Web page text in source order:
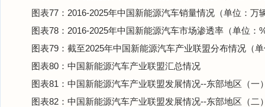
图表77：2016-2025年中国新能源汽车销量情况（单位：万
图表78：2016-2025年中国新能源汽车市场渗透率（单位：
图表79：截至2025年中国新能源汽车产业联盟分布情况（
图表80：中国新能源汽车产业联盟汇总情况
图表81：中国新能源汽车产业联盟发展情况--东部地区（一
图表82：中国新能源汽车产业联盟发展情况--东部地区（二